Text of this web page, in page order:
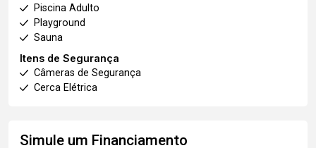
Piscina Adulto
Playground
Sauna
Itens de Segurança
Câmeras de Segurança
Cerca Elétrica
Simule um Financiamento